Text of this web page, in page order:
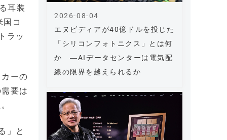
耳装
コ
ラッ
ーの
要は
」と
エヌビディアが40億ドルを投じた
「シリコンフォトニクス」とは何
か ―AIデータセンターは電気配
線の限界を越えられるか
2026-08-04